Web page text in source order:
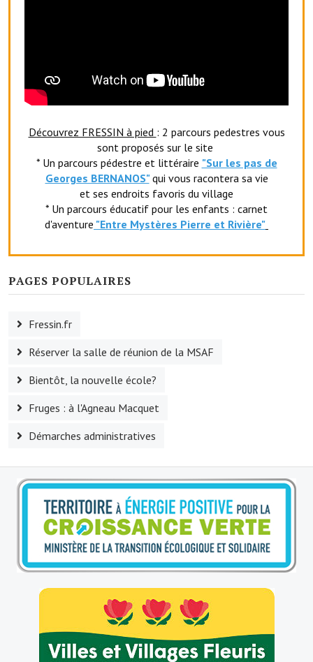
Découvrez FRESSIN à pied : 2 parcours pedestres vous
sont proposés sur le site
* Un parcours pédestre et littéraire "Sur les pas de
Georges BERNANOS" qui vous racontera sa vie
et ses endroits favoris du village
* Un parcours éducatif pour les enfants : carnet
d'aventure "Entre Mystères Pierre et Rivière"
PAGES POPULAIRES
Fressin.fr
Réserver la salle de réunion de la MSAF
Bientôt, la nouvelle école?
Fruges : à l'Agneau Macquet
Démarches administratives